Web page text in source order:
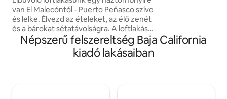
van El Malecóntól - Puerto Peňasco szíve
és lelke. Élvezd az ételeket, az élő zenét
és a bárokat sétatávolságra. A loftlakás
rusztikus mexikói dekorációja
szórakoztató bohém csavarral
rendelkezik, amely még a lakás
lakóépületben
biztonság)
Népszerű felszereltség Baja California
kiadó lakásaiban